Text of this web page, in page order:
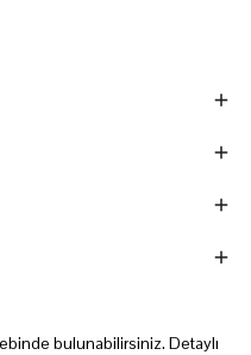
bulunabilirsiniz. Detaylı